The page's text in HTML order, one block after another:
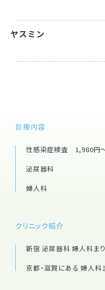
ヤスミン
診療内容
性感染症検査 1,980円
泌尿器科
婦人科
クリニック紹介
新宿 泌尿器科 婦人科ま
京都・滋賀にある 婦人科